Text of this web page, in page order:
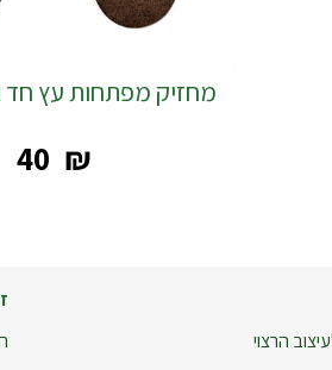
מחזיק מפתחות עץ
‎40 ₪
הרצוי